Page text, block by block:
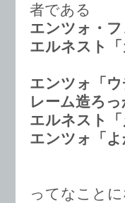
者である
エンツォ・
エルネスト「
エンツォ「
レーム造ろっ
エルネスト「
エンツォ「
ってなこと